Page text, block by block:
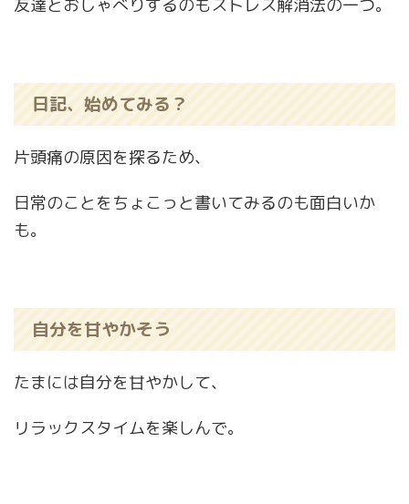
友達とおしゃべりするのもストレス解消法の一つ。
日記、始めてみる？
片頭痛の原因を探るため、
日常のことをちょこっと書いてみるのも面白いか
も。
自分を甘やかそう
たまには自分を甘やかして、
リラックスタイムを楽しんで。